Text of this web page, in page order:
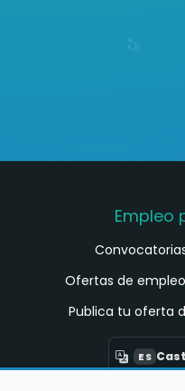
Empleo
Ofertas de
Publica tu oferta
ES